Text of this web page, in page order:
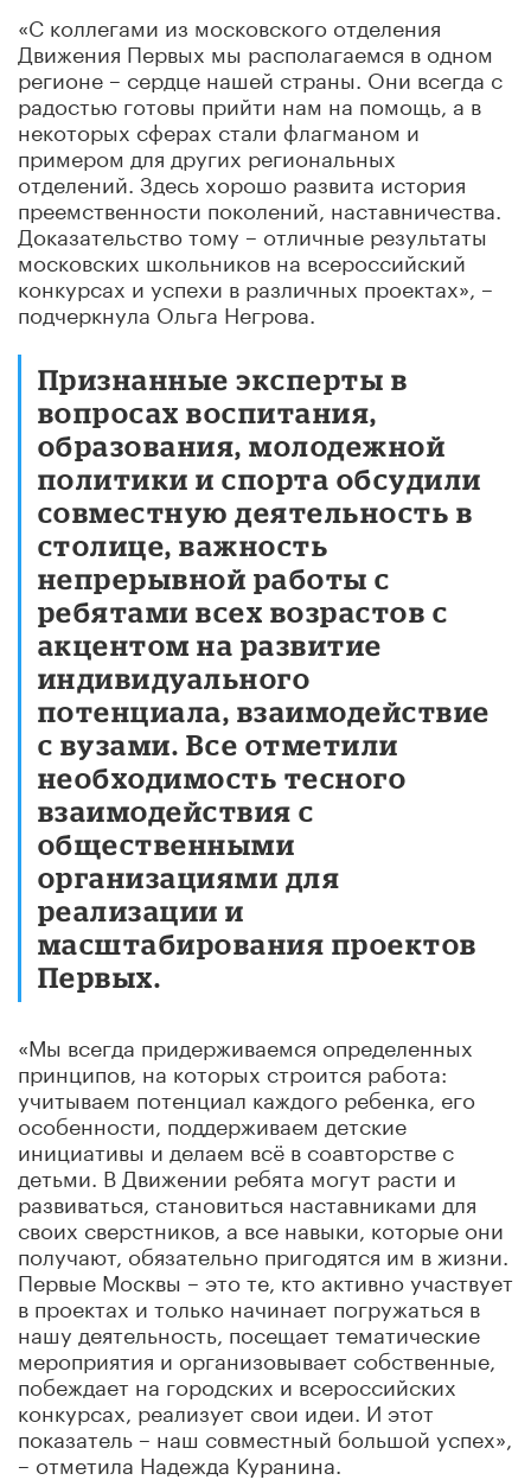
«С коллегами из московского отделения
Движения Первых мы располагаемся в одном
регионе – сердце нашей страны. Они всегда с
радостью готовы прийти нам на помощь, а в
некоторых сферах стали флагманом и
примером для других региональных
отделений. Здесь хорошо развита история
преемственности поколений, наставничества.
Доказательство тому – отличные результаты
московских школьников на всероссийский
конкурсах и успехи в различных проектах», –
подчеркнула Ольга Негрова.
Признанные эксперты в
вопросах воспитания,
образования, молодежной
политики и спорта обсудили
совместную деятельность в
столице, важность
непрерывной работы с
ребятами всех возрастов с
акцентом на развитие
индивидуального
потенциала, взаимодействие
с вузами. Все отметили
необходимость тесного
взаимодействия с
общественными
организациями для
реализации и
масштабирования проектов
Первых.
«Мы всегда придерживаемся определенных
принципов, на которых строится работа:
учитываем потенциал каждого ребенка, его
особенности, поддерживаем детские
инициативы и делаем всё в соавторстве с
детьми. В Движении ребята могут расти и
развиваться, становиться наставниками для
своих сверстников, а все навыки, которые они
получают, обязательно пригодятся им в жизни.
Первые Москвы – это те, кто активно участвует
в проектах и только начинает погружаться в
нашу деятельность, посещает тематические
мероприятия и организовывает собственные,
побеждает на городских и всероссийских
конкурсах, реализует свои идеи. И этот
показатель – наш совместный большой успех»,
– отметила Надежда Куранина.